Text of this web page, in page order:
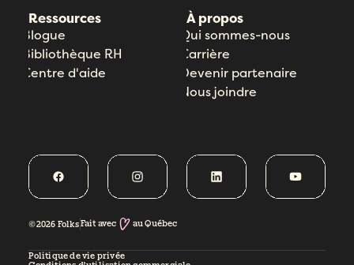
Ressources
Blogue
Bibliothèque RH
Centre d'aide
À propos
Qui sommes-nous
Carrière
Devenir partenaire
Nous joindre
©2026 FolksFait avec au Québec
Politique de vie privée